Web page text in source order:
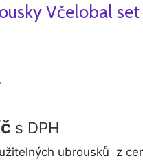
Včelobal set
Aktuální
s DPH
ubrousků z